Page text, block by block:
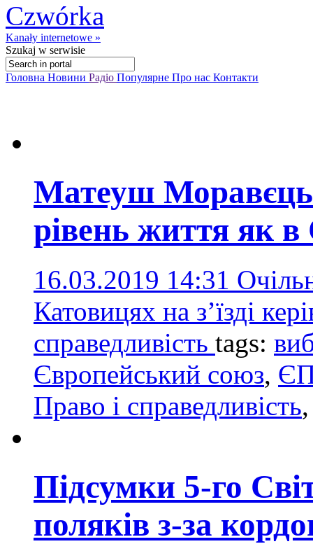
Kanały internetowe »
Szukaj w serwisie
Головна Новини Радіо Популярне Про нас Контакти
Матеуш
рівень життя як
16.03.2019 14:31
Катовицях на з’їзді
справедливість tags:
Європейський союз,
Право і справедливість
Підсумки 5-го
поляків з-за